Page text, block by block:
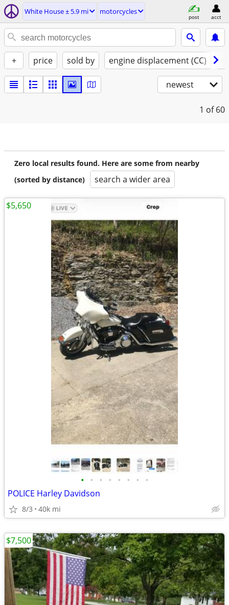
White House ± 5.9 mi motorcycles
post acct
+ price sold by engine displacement (CC)
newest
1 of 60
Zero local results found. Here are some from nearby
(sorted by distance)
search a wider area
• • • • • • • •
POLICE Harley Davidson
8/3 40k mi
$5,650
$7,500